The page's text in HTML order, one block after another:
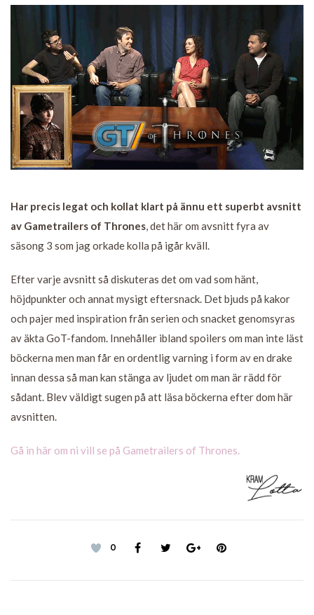
Har precis legat och kollat klart på ännu ett superbt avsnitt
av Gametrailers of Thrones , det här om avsnitt fyra av
säsong 3 som jag orkade kolla på igår kväll.
Efter varje avsnitt så diskuteras det om vad som hänt,
höjdpunkter och annat mysigt eftersnack. Det bjuds på kakor
och pajer med inspiration från serien och snacket genomsyras
av äkta GoT-fandom. Innehåller ibland spoilers om man inte läst
böckerna men man får en ordentlig varning i form av en drake
innan dessa så man kan stänga av ljudet om man är rädd för
sådant. Blev väldigt sugen på att läsa böckerna efter dom här
avsnitten.
Gå in här om ni vill se på Gametrailers of Thrones.
0